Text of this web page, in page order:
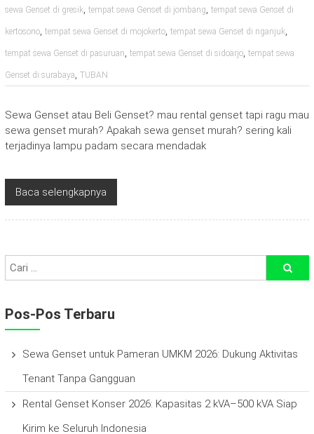
sewa Genset di gresik, tempat sewa Genset di jombang, tempat sewa Genset di
kertosono, tempat sewa Genset di mojokerto, tempat sewa Genset di nganjuk,
tempat sewa Genset di pasuruan, tempat sewa Genset di sidoarjo, tempat sewa
Genset di surabaya, TUBAN
Sewa Genset atau Beli Genset? mau rental genset tapi ragu mau
sewa genset murah? Apakah sewa genset murah? sering kali
terjadinya lampu padam secara mendadak
Baca selengkapnya
Pos-Pos Terbaru
Sewa Genset untuk Pameran UMKM 2026: Dukung Aktivitas
Tenant Tanpa Gangguan
Rental Genset Konser 2026: Kapasitas 2 kVA–500 kVA Siap
Kirim ke Seluruh Indonesia